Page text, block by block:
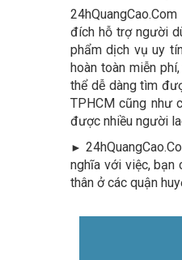
đích hỗ trợ người
phẩm dịch vụ uy
hoàn toàn miễn
thể dễ dàng tìm
TPHCM cũng như
được nhiều người
►
nghĩa với việc, bạn
thân ở các quận